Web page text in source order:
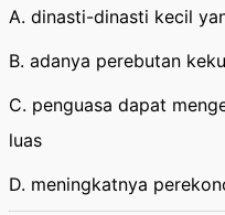
A. dinasti-dinasti kecil
B. adanya perebutan
C. penguasa dapat
luas
D. meningkatnya